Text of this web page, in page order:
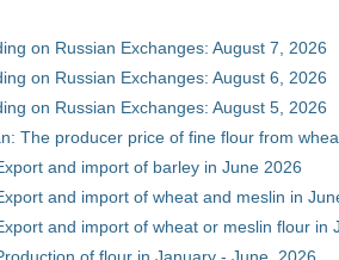
on Russian Exchanges: August 7, 2026
on Russian Exchanges: August 6, 2026
on Russian Exchanges: August 5, 2026
The producer price of fine flour from
and import of barley in June 2026
and import of wheat and meslin in
and import of wheat or meslin flour in